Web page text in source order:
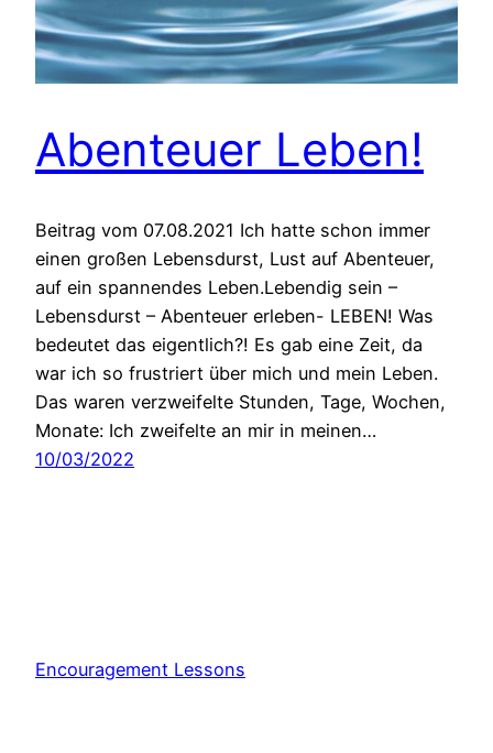
Abenteuer Leben!
Beitrag vom 07.08.2021 Ich hatte schon immer
einen großen Lebensdurst, Lust auf Abenteuer,
auf ein spannendes Leben.Lebendig sein –
Lebensdurst – Abenteuer erleben- LEBEN! Was
bedeutet das eigentlich?! Es gab eine Zeit, da
war ich so frustriert über mich und mein Leben.
Das waren verzweifelte Stunden, Tage, Wochen,
Monate: Ich zweifelte an mir in meinen…
10/03/2022
Encouragement Lessons